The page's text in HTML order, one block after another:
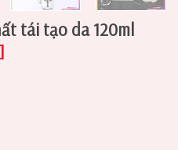
tái tạo da 120ml